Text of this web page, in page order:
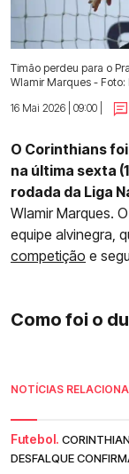
Timão perdeu para o
Wlamir Marques -
16 Mai 2026 | 09:00 |
O Corinthians
na última sexta
rodada da Liga
Wlamir Marques.
equipe alvinegra,
competição e
Como foi o
NOTÍCIAS
Futebol.
DESFALQUE